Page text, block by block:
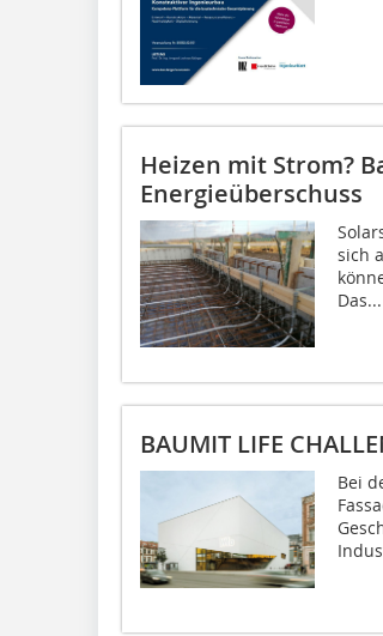
Heizen mit Strom?
Energieüberschuss
sich
Das...
BAUMIT LIFE
Bei